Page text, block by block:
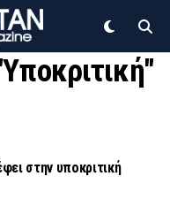
στην υποκριτική